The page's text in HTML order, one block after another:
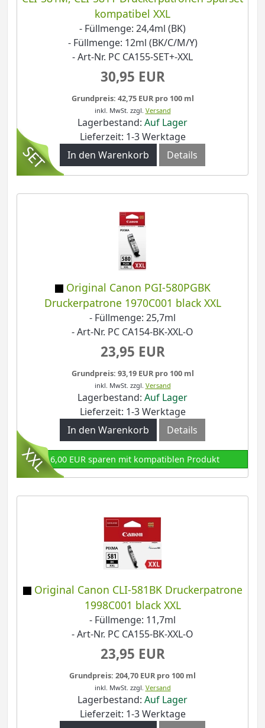
kompatibel XXL
- Füllmenge: 24,4ml (BK)
- Füllmenge: 12ml (BK/C/M/Y)
- Art-Nr. PC CA155-SET+-XXL
30,95 EUR
Grundpreis: 42,75 EUR pro 100 ml
inkl. MwSt. zzgl. Versand
Lagerbestand: Auf Lager
Lieferzeit: 1-3 Werktage
In den Warenkorb
Details
Original Canon PGI-580PGBK
Druckerpatrone 1970C001 black XXL
- Füllmenge: 25,7ml
- Art-Nr. PC CA154-BK-XXL-O
23,95 EUR
Grundpreis: 93,19 EUR pro 100 ml
inkl. MwSt. zzgl. Versand
Lagerbestand: Auf Lager
Lieferzeit: 1-3 Werktage
In den Warenkorb
Details
16,00 EUR sparen mit kompatiblen Produkt
Original Canon CLI-581BK Druckerpatrone
1998C001 black XXL
- Füllmenge: 11,7ml
- Art-Nr. PC CA155-BK-XXL-O
23,95 EUR
Grundpreis: 204,70 EUR pro 100 ml
inkl. MwSt. zzgl. Versand
Lagerbestand: Auf Lager
Lieferzeit: 1-3 Werktage